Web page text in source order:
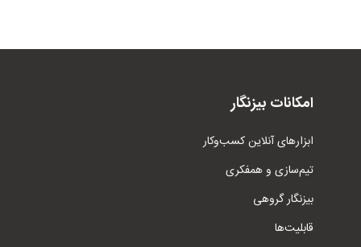
امکانات بیزنگار
ابزار‌های آنلاین کسب‌وکار
تیم‌سازی و همفکری
بیزنگار گروهی
قابلیت‌ها